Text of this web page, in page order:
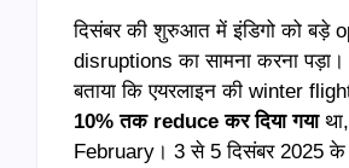
दिसंबर की शुरुआत में इंडिगो को बड़े
disruptions का सामना करना
बताया कि एयरलाइन की winter
10% तक reduce कर दिया गया
February। 3 से 5 दिसंबर 2025 के